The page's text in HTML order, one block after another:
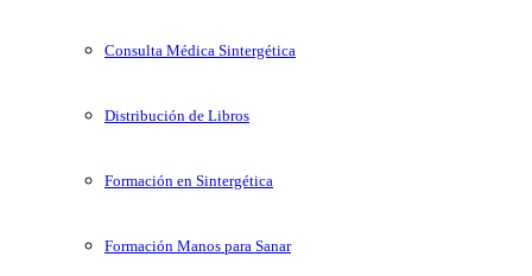
Consulta Médica Sintergética
Distribución de Libros
Formación en Sintergética
Formación Manos para Sanar